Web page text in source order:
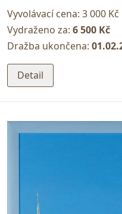
Vyvolávací cena: 3 000 Kč
Vydraženo za: 6 500 Kč
Dražba ukončena:
Detail